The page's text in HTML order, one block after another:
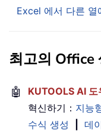
Excel 에서 다른 열
최고의 Office
🤖 KUTOOLS AI 도
혁신하기： 지능
수식 생성
데